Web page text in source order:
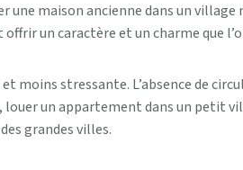
maison ancienne dans un
un caractère et un charme que
moins stressante. L’absence de
un appartement dans un petit
grandes villes.